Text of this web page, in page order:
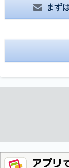
まず